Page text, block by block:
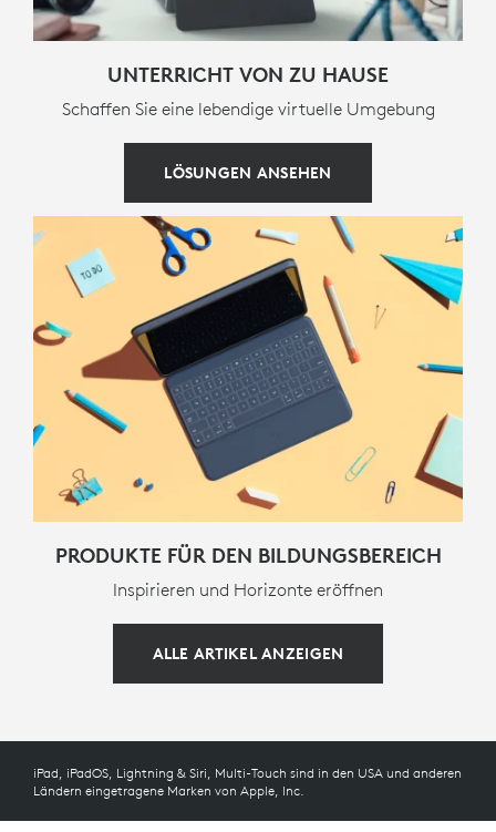
GARANTIEINFORMATIONEN
3 Jahre eingeschränkte Hardwaregarantie
TEILENUMMER
Classic Blue French (AZERTY) :
920-010362
Classic Blue Swiss (QWERTZ) : 920-010363
Classic Blue Danish / Norwegian / Swedish /
920-010366
920-010367
Classic Blue German (QWERTZ) : 920-010361
UNTERRICHT VON ZU HAUSE
Schaffen Sie eine lebendige virtuelle Umgebung
LÖSUNGEN ANSEHEN
PRODUKTE FÜR DEN BILDUNGSBEREICH
Inspirieren und Horizonte eröffnen
ALLE ARTIKEL ANZEIGEN
iPad, iPadOS, Lightning & Siri, Multi-Touch sind in den USA und anderen
Ländern eingetragene Marken von Apple, Inc.